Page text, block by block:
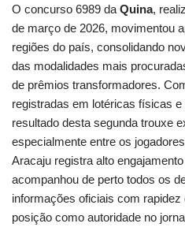
O concurso 6989 da Quina,
de março de 2026, movimentou
regiões do país, consolidando
das modalidades mais
de prêmios transformadores.
registradas em lotéricas físicas
resultado desta segunda trouxe
especialmente entre os
Aracaju registra alto
acompanhou de perto todos os
informações oficiais com
posição como autoridade no